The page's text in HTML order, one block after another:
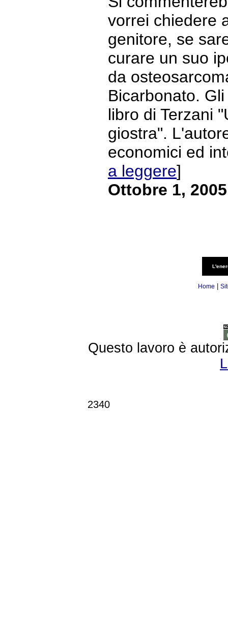
vorrei chiedere
genitore, se
curare un suo
da
Bicarbonato.
libro di Terzani
giostra".
economici ed
a leggere]
Ottobre 1, 2005
Home |
Questo lavoro è
2340